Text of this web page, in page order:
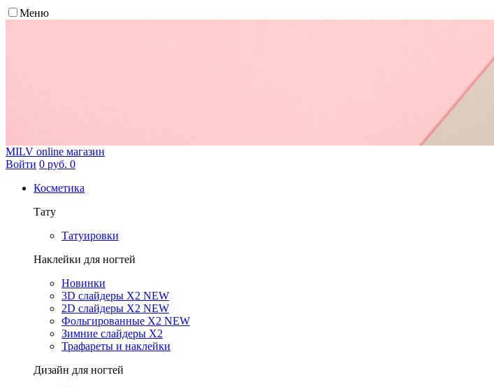
Меню
MILV online магазин
Войти 0 руб. 0
Косметика
Тату
Татуировки
Наклейки для ногтей
Новинки
3D слайдеры X2 NEW
2D слайдеры X2 NEW
Фольгированные X2 NEW
Зимние слайдеры Х2
Трафареты и наклейки
Дизайн для ногтей